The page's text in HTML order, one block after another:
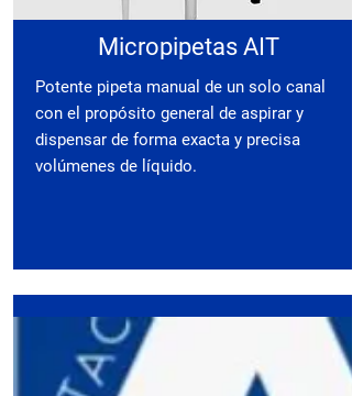
Micropipetas AIT
Potente pipeta manual de un solo canal
con el propósito general de aspirar y
dispensar de forma exacta y precisa
volúmenes de líquido.